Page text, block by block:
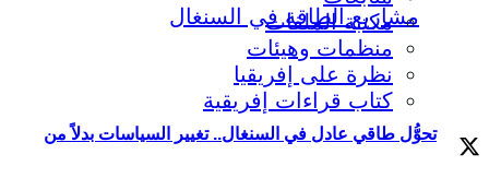
تحوُّل طاقي عادل في السنغال.. تغيير السياسات بدلاً من
مكتبة الملفات
منظمات وهيئات
نظرة على إفريقيا
كتاب قراءات إفريقية